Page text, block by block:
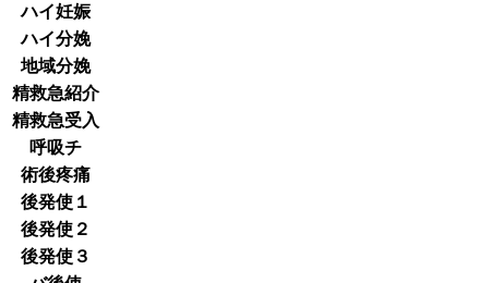
ハイ妊娠
ハイ分娩
地域分娩
精救急紹介
精救急受入
呼吸チ
術後疼痛
後発使１
後発使２
後発使３